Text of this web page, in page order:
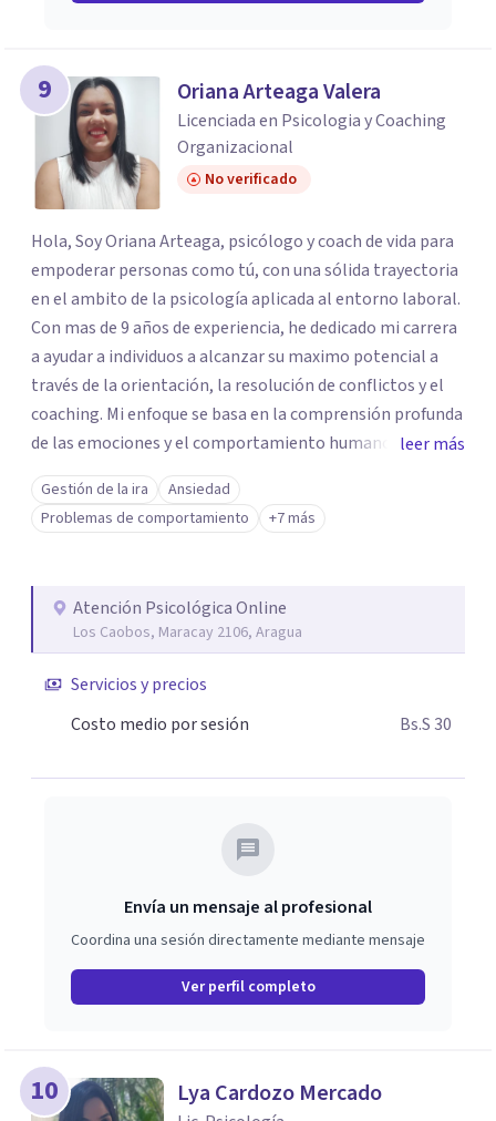
9 Oriana Arteaga Valera
Licenciada en Psicologia y Coaching
Organizacional
No verificado
Hola, Soy Oriana Arteaga, psicólogo y coach de vida para
empoderar personas como tú, con una sólida trayectoria
en el ambito de la psicología aplicada al entorno laboral.
Con mas de 9 años de experiencia, he dedicado mi carrera
a ayudar a individuos a alcanzar su maximo potencial a
través de la orientación, la resolución de conflictos y el
coaching. Mi enfoque se basa en la comprensión profunda
de las emociones y el comportamiento humano. Utilizo
técnicas de coaching efectivas para guiar a mis clientes
en un proceso de autodescubrimiento y
empoderamiento. Creo firmemente que cada persona
ese proceso. Ofrezco sesiones personalizadas que se
adaptan a las necesidades individuales de cada cliente.
Esto incluye herramientas prácticas como el
establecimiento de objetivos, la mejora de la
mismo. Mi objetivo es crear un espacio seguro y de apoyo
acompañarte en este viaje. ¡Hablemos y comencemos
leer más
Gestión de la ira
Ansiedad
Problemas de comportamiento
+7 más
Atención Psicológica Online
Los Caobos, Maracay 2106, Aragua
Servicios y precios
Costo medio por sesión
Bs.S 30
Envía un mensaje al profesional
Coordina una sesión directamente mediante mensaje
Ver perfil completo
10 Lya Cardozo Mercado